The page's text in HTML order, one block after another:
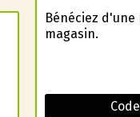
Bénéficiez
magasin.